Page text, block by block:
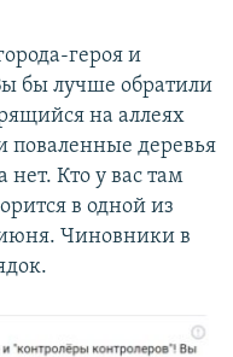
героя и
бы лучше обратили
на аллеях
поваленные деревья
Кто у вас там
в одной из
Чиновники в